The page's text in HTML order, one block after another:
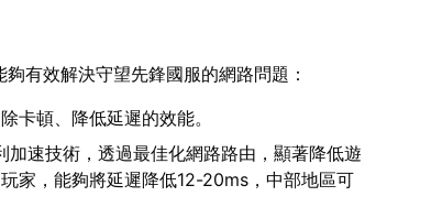
有效解決守望先鋒國服的網路問題：
卡頓、降低延遲的效能。
加速技術，透過最佳化網路路由，顯著降低遊
家，能夠將延遲降低12-20ms，中部地區可